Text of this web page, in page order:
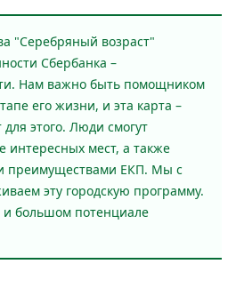
"Серебряный возраст"
Сбербанка –
Нам важно быть помощником
его жизни, и эта карта –
этого. Люди смогут
мест, а также
преимуществами ЕКП. Мы с
эту городскую программу.
большом потенциале